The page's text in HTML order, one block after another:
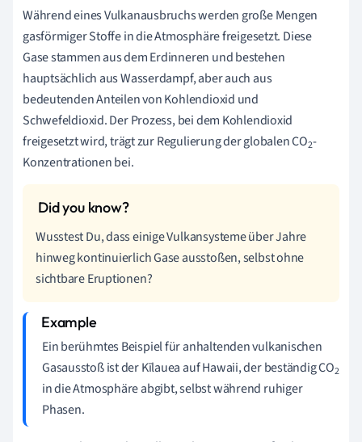
Während eines Vulkanausbruchs werden große Mengen
gasförmiger Stoffe in die Atmosphäre freigesetzt. Diese
Gase stammen aus dem Erdinneren und bestehen
hauptsächlich aus Wasserdampf, aber auch aus
bedeutenden Anteilen von Kohlendioxid und
Schwefeldioxid. Der Prozess, bei dem Kohlendioxid
freigesetzt wird, trägt zur Regulierung der globalen CO2-
Konzentrationen bei.
Wusstest Du, dass einige Vulkansysteme über Jahre
hinweg kontinuierlich Gase ausstoßen, selbst ohne
sichtbare Eruptionen?
Ein berühmtes Beispiel für anhaltenden vulkanischen
Gasausstoß ist der Kīlauea auf Hawaii, der beständig CO2
in die Atmosphäre abgibt, selbst während ruhiger
Phasen.